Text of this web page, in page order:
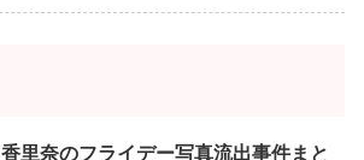
香里奈のフライデー写真流出事件まと